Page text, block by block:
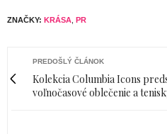
ZNAČKY: KRÁSA PR
PREDOŠLÝ ČLÁNOK
Kolekcia Columbia Icons
voľnočasové oblečenie a